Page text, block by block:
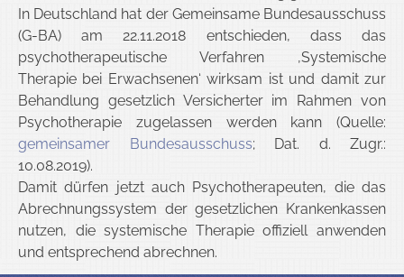
In Deutschland hat der Gemeinsame Bundesausschuss
(G-BA) am 22.11.2018 entschieden, dass das
psychotherapeutische Verfahren ‚Systemische
Therapie bei Erwachsenen‘ wirksam ist und damit zur
Behandlung gesetzlich Versicherter im Rahmen von
Psychotherapie zugelassen werden kann (Quelle:
gemeinsamer Bundesausschuss; Dat. d. Zugr.:
10.08.2019).
Damit dürfen jetzt auch Psychotherapeuten, die das
Abrechnungssystem der gesetzlichen Krankenkassen
nutzen, die systemische Therapie offiziell anwenden
und entsprechend abrechnen.